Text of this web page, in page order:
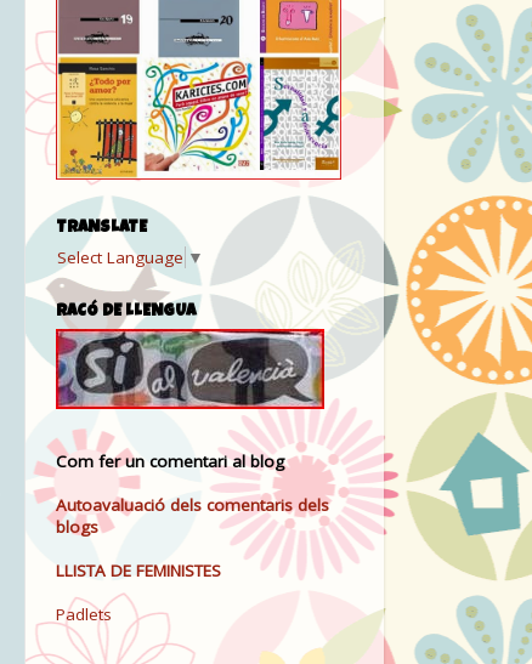
TRANSLATE
Select Language ▼
RACÓ DE LLENGUA
Com fer un comentari al blog
Autoavaluació dels comentaris dels
blogs
LLISTA DE FEMINISTES
Padlets